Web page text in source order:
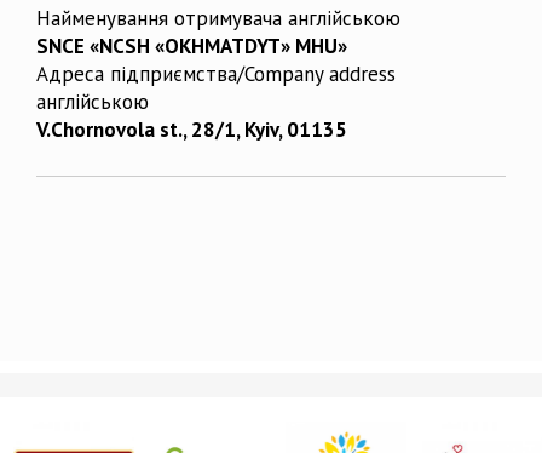
Найменування отримувача англійською
SNCE «NCSH «OKHMATDYT» MHU»
Адреса підприємства/Company address
англійською
V.Chornovola st., 28/1, Kyiv, 01135